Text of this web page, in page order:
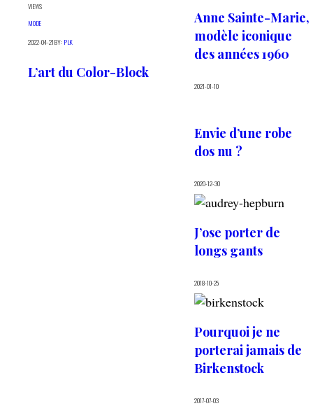
VIEWS
MODE
2022-04-21BY: PLK
L’art du Color-Block
Anne Sainte-Marie,
modèle iconique
des années 1960
2021-01-10
Envie d’une robe
dos nu ?
2020-12-30
J’ose porter de
longs gants
2018-10-25
Pourquoi je ne
porterai jamais de
Birkenstock
2017-07-03